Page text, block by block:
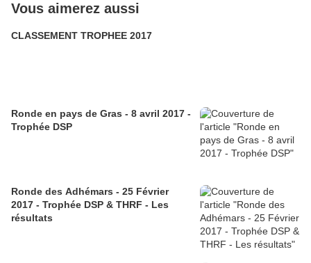
Vous aimerez aussi
CLASSEMENT TROPHEE 2017
Ronde en pays de Gras - 8 avril 2017 -
Trophée DSP
Ronde des Adhémars - 25 Février
2017 - Trophée DSP & THRF - Les
résultats